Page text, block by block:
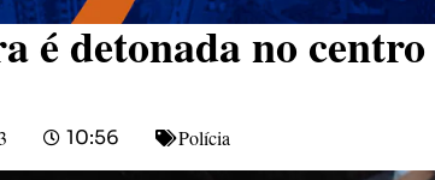
é detonada no centro
10:56 Polícia